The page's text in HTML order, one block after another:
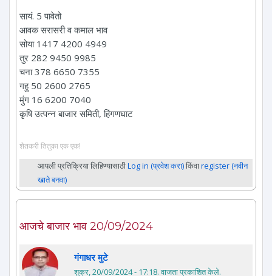
सायं. 5 पावेतो
आवक सरासरी व कमाल भाव
सोया 1417 4200 4949
तुर 282 9450 9985
चना 378 6650 7355
गहु 50 2600 2765
मुंग 16 6200 7040
कृषि उत्पन्न बाजार समिती, हिंगणघाट
शेतकरी तितुका एक एक!
आपली प्रतिक्रिया लिहिण्यासाठीLog in (प्रवेश करा)किंवाregister (नवीन
खाते बनवा)
आजचे बाजार भाव 20/09/2024
गंगाधर मुटे
शुक्र, 20/09/2024 - 17:18. वाजता प्रकाशित केले.